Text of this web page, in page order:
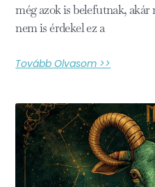
még azok is belefutnak,
nem is érdekel ez a
Tovább Olvasom >>